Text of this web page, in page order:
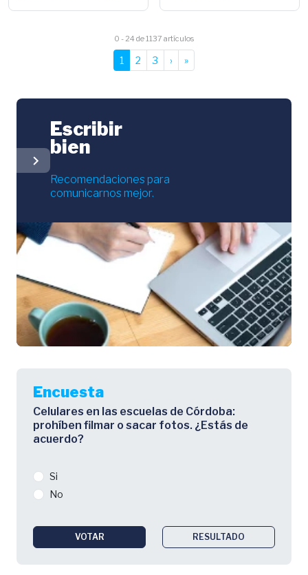
0 - 24 de 1137 artículos
1 2 3 › »
chevron_right
Escribir
bien
Recomendaciones para
comunicarnos mejor.
Encuesta
Celulares en las escuelas de Córdoba:
prohíben filmar o sacar fotos. ¿Estás de
acuerdo?
Si
No
VOTAR RESULTADO